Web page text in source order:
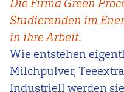
Die Firma Green
Studierenden im
in ihre Arbeit.
Wie entstehen
Milchpulver,
Industriell werden